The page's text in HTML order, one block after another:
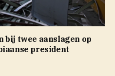
bij twee aanslagen op
president